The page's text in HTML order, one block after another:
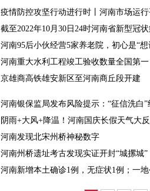
疫情防控攻坚行动进行时丨河南市场运
截至2022年10月30日24时河南省新型冠
河南95后小伙经营5家养老院，初心是“
河南重大水利工程竣工验收数量全国第一
京雄商高铁雄安新区至河南商丘段开建
河南银保监局发布风险提示：“征信洗白
阴雨+大风+降温！河南国庆长假天气大
河南发现北宋州桥神秘数字
河南州桥遗址考古发现实证开封“城摞城”
河南新增本土确诊1例，无症状1例；一